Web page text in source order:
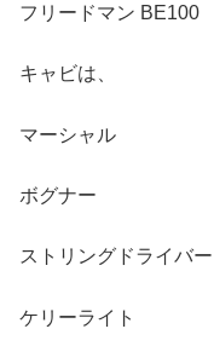
フリードマン BE100
キャビは、
マーシャル
ボグナー
ストリングドライバー
ケリーライト